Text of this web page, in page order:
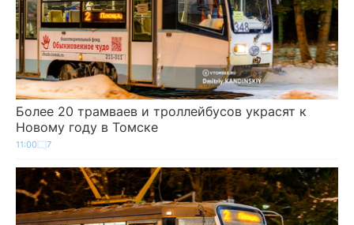
Более 20 трамваев и троллейбусов украсят к
Новому году в Томске
11:00 7